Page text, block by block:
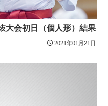
大会初日（個人形）結果
2021年01月21日